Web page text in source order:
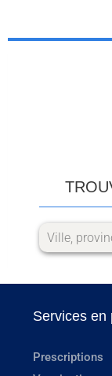
Services en
Prescriptions